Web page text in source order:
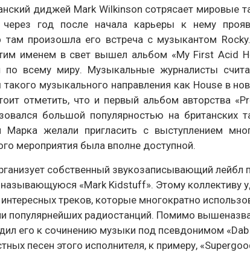
диджей Mark Wilkinson сотрясает мировые
год после начала карьеры к нему
произошла его встреча с музыкантом
именем в свет вышел альбом «My First Acid
по всему миру. Музыкальные журналисты
музыкального направления как House в
отметить, что и первый альбом авторства
большой популярностью на британских
желали пригласить с выступлением
мероприятия была вполне доступной.
собственный звукозаписывающий лейбл
называющуюся «Mark Kidstuff». Этому коллективу
треков, которые многократно
популярнейших радиостанций. Помимо
его к сочинению музыки под псевдонимом «Dab
песен этого исполнителя, к примеру,